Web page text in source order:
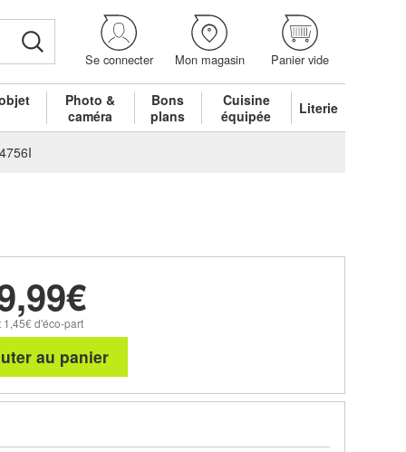
Se connecter Mon magasin Panier vide
Photo &
caméra
Bons
plans
Cuisine
équipée
Literie
1,45€ d'éco-part
au panier